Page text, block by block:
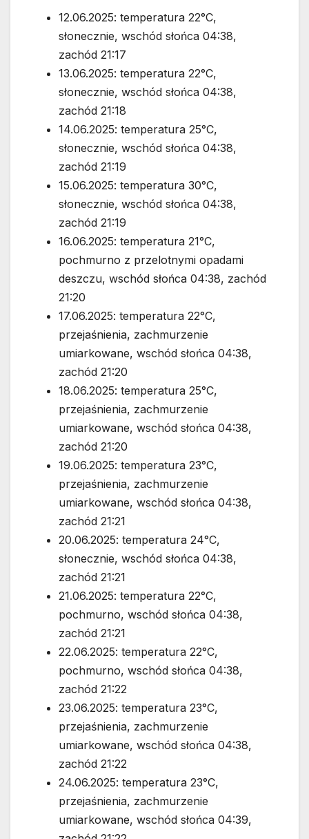
12.06.2025: temperatura 22°C,
słonecznie, wschód słońca 04:38,
zachód 21:17
13.06.2025: temperatura 22°C,
słonecznie, wschód słońca 04:38,
zachód 21:18
14.06.2025: temperatura 25°C,
słonecznie, wschód słońca 04:38,
zachód 21:19
15.06.2025: temperatura 30°C,
słonecznie, wschód słońca 04:38,
zachód 21:19
16.06.2025: temperatura 21°C,
pochmurno z przelotnymi opadami
deszczu, wschód słońca 04:38, zachód
21:20
17.06.2025: temperatura 22°C,
przejaśnienia, zachmurzenie
umiarkowane, wschód słońca 04:38,
zachód 21:20
18.06.2025: temperatura 25°C,
przejaśnienia, zachmurzenie
umiarkowane, wschód słońca 04:38,
zachód 21:20
19.06.2025: temperatura 23°C,
przejaśnienia, zachmurzenie
umiarkowane, wschód słońca 04:38,
zachód 21:21
20.06.2025: temperatura 24°C,
słonecznie, wschód słońca 04:38,
zachód 21:21
21.06.2025: temperatura 22°C,
pochmurno, wschód słońca 04:38,
zachód 21:21
22.06.2025: temperatura 22°C,
pochmurno, wschód słońca 04:38,
zachód 21:22
23.06.2025: temperatura 23°C,
przejaśnienia, zachmurzenie
umiarkowane, wschód słońca 04:38,
zachód 21:22
24.06.2025: temperatura 23°C,
przejaśnienia, zachmurzenie
umiarkowane, wschód słońca 04:39,